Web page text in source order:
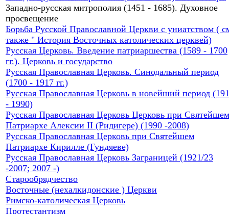
Западно-русская митрополия (1451 - 1685). Духовное
просвещение
Борьба Русской Православной Церкви с униатством (
также " История Восточных католических церквей)
Русская Церковь. Введение патриаршества (1589 - 1700
гг.). Церковь и государство
Русская Православная Церковь. Синодальный период
(1700 - 1917 гг.)
Русская Православная Церковь в новейший период
- 1990)
Русская Православная Церковь Церковь при Святейшем
Патриархе Алексии II (Ридигере) (1990 -2008)
Русская Православная Церковь при Святейшем
Патриархе Кирилле (Гундяеве)
Русская Православная Церковь Заграницей (1921/23
-2007; 2007 -)
Старообрядчество
Восточные (нехалкидонские ) Церкви
Римско-католическая Церковь
Протестантизм